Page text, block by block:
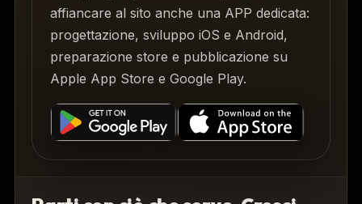
affiancare al sito anche una APP dedicata:
progettazione, sviluppo iOS e Android,
preparazione store e pubblicazione su
Apple App Store e Google Play.